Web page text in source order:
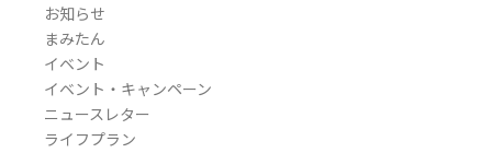
お知らせ
まみたん
イベント
イベント・キャンペーン
ニュースレター
ライフプラン